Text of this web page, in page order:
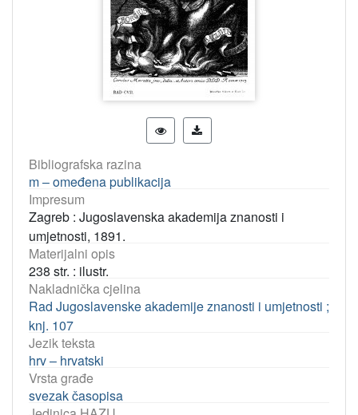
Bibliografska razina
m – omeđena publikacija
Impresum
Zagreb : Jugoslavenska akademija znanosti i
umjetnosti, 1891.
Materijalni opis
238 str. : ilustr.
Nakladnička cjelina
Rad Jugoslavenske akademije znanosti i umjetnosti ;
knj. 107
Jezik teksta
hrv – hrvatski
Vrsta građe
svezak časopisa